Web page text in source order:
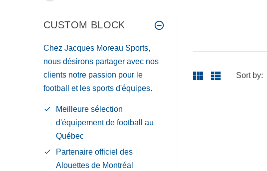
CUSTOM BLOCK
Chez Jacques Moreau Sports,
nous désirons partager avec nos
clients notre passion pour le
football et les sports d'équipes.
Meilleure sélection
d'équipement de football au
Québec
Partenaire officiel des
Alouettes de Montréal
Sort by: